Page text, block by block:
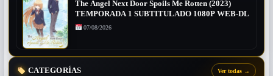
The Angel Next Door Spoils Me Rotten (2023)
TEMPORADA 1 SUBTITULADO 1080P WEB-DL
07/08/2026
CATEGORÍAS Ver todas →